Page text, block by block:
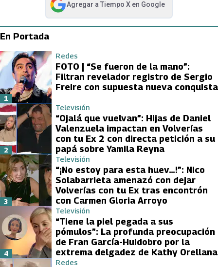
Agregar a Tiempo Xen Google
abre en nueva pestaña
En Portada
Redes
FOTO | “Se fueron de la mano”:
Filtran revelador registro de Sergio
Freire con supuesta nueva conquista
1
Televisión
“Ojalá que vuelvan”: Hijas de Daniel
Valenzuela impactan en Volverías
con tu Ex 2 con directa petición a su
papá sobre Yamila Reyna
2
Televisión
“¡No estoy para esta huev…!”: Nico
Solabarrieta amenazó con dejar
Volverías con tu Ex tras encontrón
con Carmen Gloria Arroyo
3
Televisión
“Tiene la piel pegada a sus
pómulos”: La profunda preocupación
de Fran García-Huidobro por la
extrema delgadez de Kathy Orellana
4
Redes